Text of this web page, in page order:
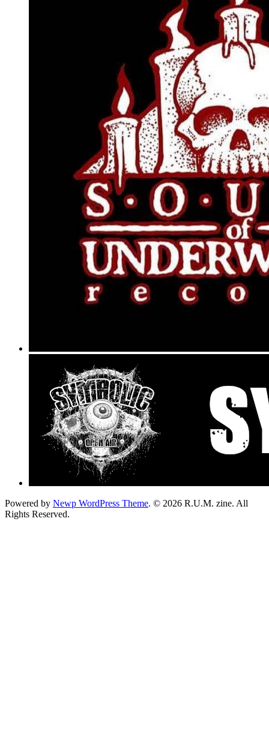
Powered by Newp WordPress Theme. © 2026 R.U.M. zine. All
Rights Reserved.